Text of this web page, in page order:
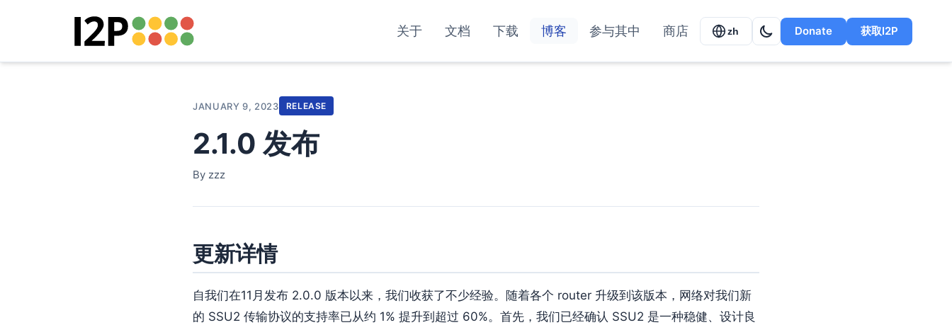
关于 文档 下载 博客 参与其中 商店 zh Donate 获取I2P
JANUARY 9, 2023 RELEASE
2.1.0 发布
By zzz
更新详情
自我们在11月发布 2.0.0 版本以来，我们收获了不少经验。随着各个 router 升级到该版本，网络对我们新
的 SSU2 传输协议的支持率已从约 1% 提升到超过 60%。首先，我们已经确认 SSU2 是一种稳健、设计良